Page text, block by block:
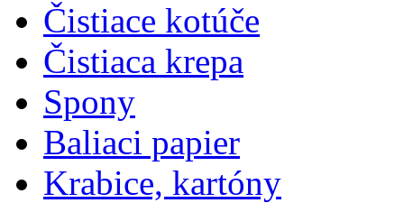
Čistiace kotúče
Čistiaca krepa
Spony
Baliaci papier
Krabice, kartóny